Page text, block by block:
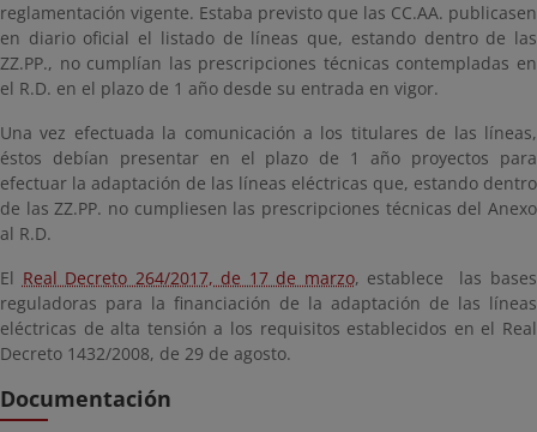
reglamentación vigente. Estaba previsto que las CC.AA. publicasen
en diario oficial el listado de líneas que, estando dentro de las
ZZ.PP., no cumplían las prescripciones técnicas contempladas en
el R.D. en el plazo de 1 año desde su entrada en vigor.
Una vez efectuada la comunicación a los titulares de las líneas,
éstos debían presentar en el plazo de 1 año proyectos para
efectuar la adaptación de las líneas eléctricas que, estando dentro
de las ZZ.PP. no cumpliesen las prescripciones técnicas del Anexo
al R.D.
El Real Decreto 264/2017, de 17 de marzo, establece las bases
reguladoras para la financiación de la adaptación de las líneas
eléctricas de alta tensión a los requisitos establecidos en el Real
Decreto 1432/2008, de 29 de agosto.
Documentación